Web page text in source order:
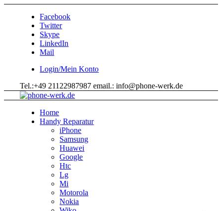
Facebook
Twitter
Skype
LinkedIn
Mail
Login/Mein Konto
Tel.:+49 21122987987 email.: info@phone-werk.de
Home
Handy Reparatur
iPhone
Samsung
Huawei
Google
Htc
Lg
Mi
Motorola
Nokia